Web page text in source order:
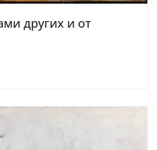
других и от